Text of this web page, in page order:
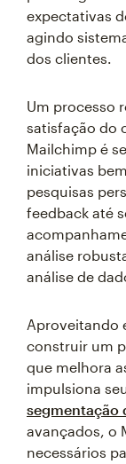
expectativas
agindo
dos clientes.
Um processo
satisfação do
Mailchimp é
iniciativas
pesquisas
feedback até
análise
análise de
Aproveitando
construir um
que melhora
impulsiona
segmentação
avançados, o
necessários